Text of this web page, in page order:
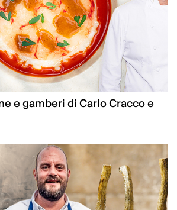
e gamberi di Carlo Cracco e